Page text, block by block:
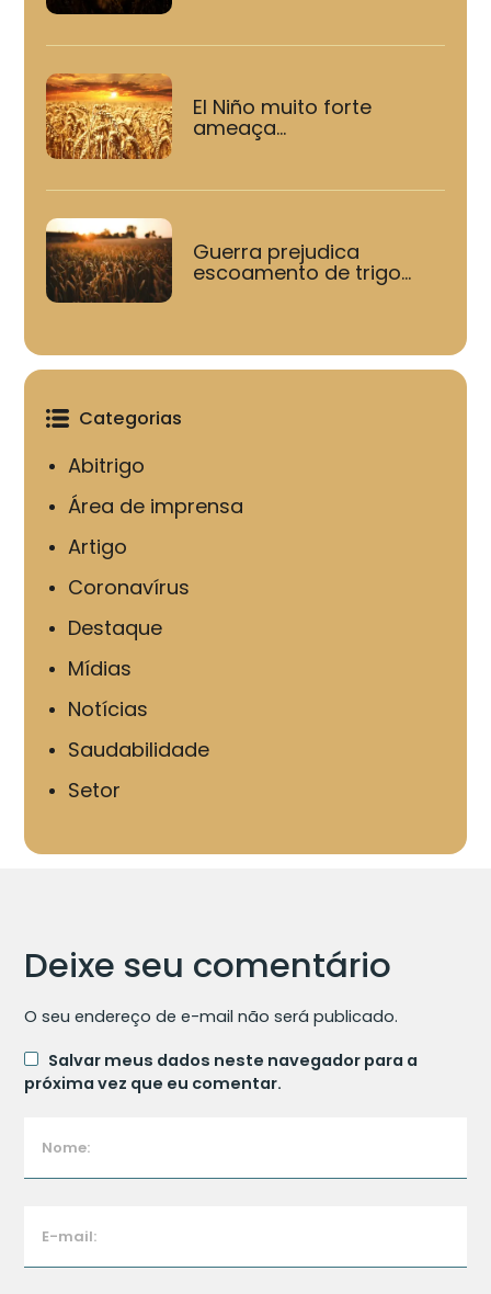
El Niño muito forte
ameaça...
Guerra prejudica
escoamento de trigo...
Categorias
Abitrigo
Área de imprensa
Artigo
Coronavírus
Destaque
Mídias
Notícias
Saudabilidade
Setor
Deixe seu comentário
O seu endereço de e-mail não será publicado.
Salvar meus dados neste navegador para a
próxima vez que eu comentar.